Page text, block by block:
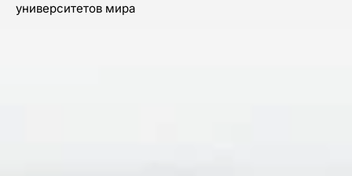
университетов мира